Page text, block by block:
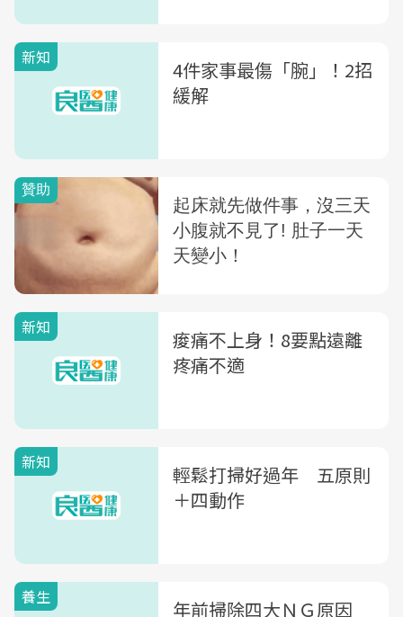
新知
4件家事最傷「腕」！2招
緩解
新知
痠痛不上身！8要點遠離
疼痛不適
新知
輕鬆打掃好過年 五原則
＋四動作
養生 年前掃除四大ＮＧ原因